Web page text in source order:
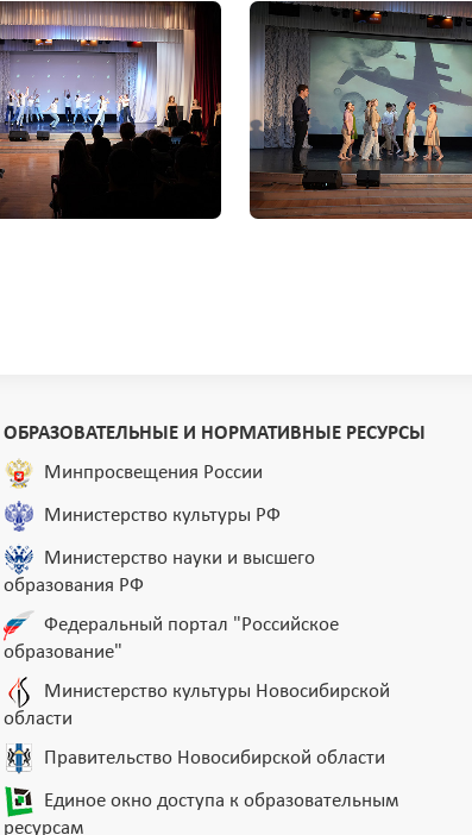
ОБРАЗОВАТЕЛЬНЫЕ И НОРМАТИВНЫЕ РЕСУРСЫ
Минпросвещения России
Министерство культуры РФ
Министерство науки и высшего
образования РФ
Федеральный портал "Российское
образование"
Министерство культуры Новосибирской
области
Правительство Новосибирской области
Единое окно доступа к образовательным
ресурсам